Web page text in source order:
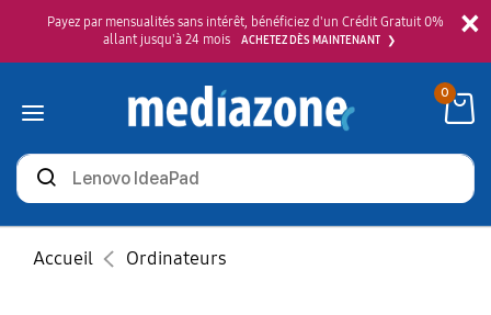
×
Payez par mensualités sans intérêt, bénéficiez d'un Crédit Gratuit 0%
allant jusqu'à 24 mois
ACHETEZ DÈS MAINTENANT
Rechercher
des
produits
0
Accueil Ordinateurs